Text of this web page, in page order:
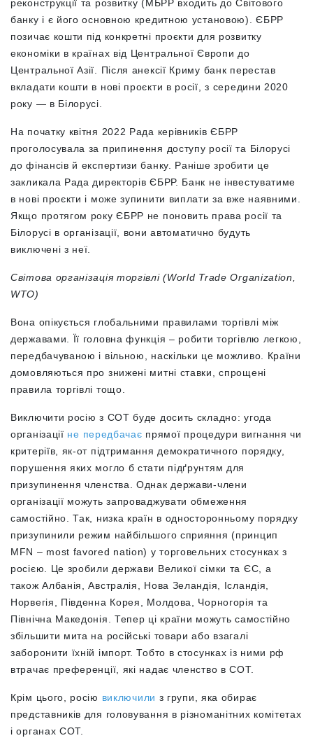
реконструкції та розвитку (МБРР входить до Світового
банку і є його основною кредитною установою). ЄБРР
позичає кошти під конкретні проєкти для розвитку
економіки в країнах від Центральної Європи до
Центральної Азії. Після анексії Криму банк перестав
вкладати кошти в нові проєкти в росії, з середини 2020
року — в Білорусі.
На початку квітня 2022 Рада керівників ЄБРР
проголосувала за припинення доступу росії та Білорусі
до фінансів й експертизи банку. Раніше зробити це
закликала Рада директорів ЄБРР. Банк не інвестуватиме
в нові проєкти і може зупинити виплати за вже наявними.
Якщо протягом року ЄБРР не поновить права росії та
Білорусі в організації, вони автоматично будуть
виключені з неї.
Світова організація торгівлі (World Trade Organization,
WTO)
Вона опікується глобальними правилами торгівлі між
державами. Її головна функція – робити торгівлю легкою,
передбачуваною і вільною, наскільки це можливо. Країни
домовляються про знижені митні ставки, спрощені
правила торгівлі тощо.
Виключити росію з СОТ буде досить складно: угода
організації не передбачає прямої процедури вигнання чи
критеріїв, як-от підтримання демократичного порядку,
порушення яких могло б стати підґрунтям для
призупинення членства. Однак держави-члени
організації можуть запроваджувати обмеження
самостійно. Так, низка країн в односторонньому порядку
призупинили режим найбільшого сприяння (принцип
MFN – most favored nation) у торговельних стосунках з
росією. Це зробили держави Великої сімки та ЄС, а
також Албанія, Австралія, Нова Зеландія, Ісландія,
Норвегія, Південна Корея, Молдова, Чорногорія та
Північна Македонія. Тепер ці країни можуть самостійно
збільшити мита на російські товари або взагалі
заборонити їхній імпорт. Тобто в стосунках із ними рф
втрачає преференції, які надає членство в СОТ.
Крім цього, росію виключили з групи, яка обирає
представників для головування в різноманітних комітетах
і органах СОТ.